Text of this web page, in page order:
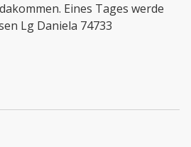
Eines Tages werde
Lg Daniela 74733